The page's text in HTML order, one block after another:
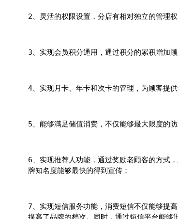
2、灵活的权限设置，分店有相对独立的管理
3、实现会员积分通用，通过积分的累积增加
4、实现月卡、年卡和次卡的管理，为顾客提
5、能够满足储值消费，不仅能够最大限度的
6、实现推荐人功能，通过奖励老顾客的方式
牌知名度能够最快的得到宣传；
7、实现短信服务功能，消费短信不仅能够提
提高了品牌的档次。同时，通过短信平台能够